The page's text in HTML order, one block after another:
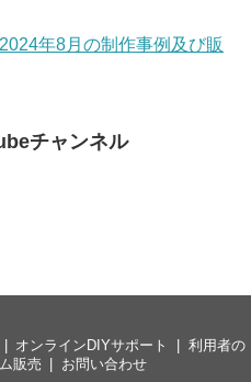
年8月の制作事例及び販
チャンネル
オンラインDIYサポート
利用者の
販売 お問い合わせ